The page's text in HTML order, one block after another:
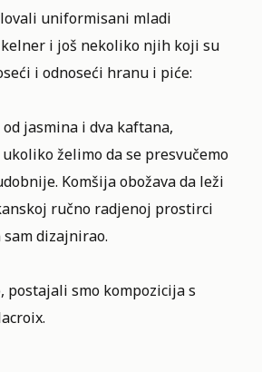
uniformisani mladi
i još nekoliko njih koji su
i odnoseći hranu i piće:
jasmina i dva kaftana,
želimo da se presvučemo
Komšija obožava da leži
ručno radjenoj prostirci
dizajnirao.
postajali smo kompozicija s